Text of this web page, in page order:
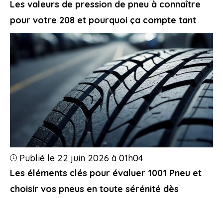
Les valeurs de pression de pneu à connaître
pour votre 208 et pourquoi ça compte tant
Les éléments clés pour évaluer 1001 Pneu et
choisir vos pneus en toute sérénité dès
Publié le 22 juin 2026 à 01h04